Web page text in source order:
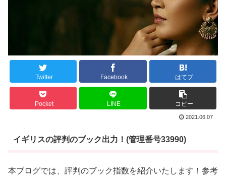
Twitter Facebook はてブ
Pocket LINE コピー
2021.06.07
イギリスの評判のブック出力！(管理番号33990)
本ブログでは、評判のブック指数を紹介いたします！参考